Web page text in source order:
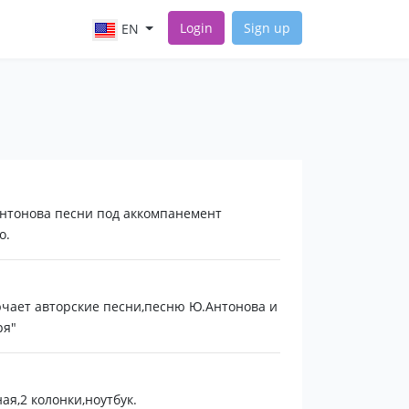
EN Login Sign up
песни под аккомпанемент
авторские песни,песню Ю.Антонова и
колонки,ноутбук.